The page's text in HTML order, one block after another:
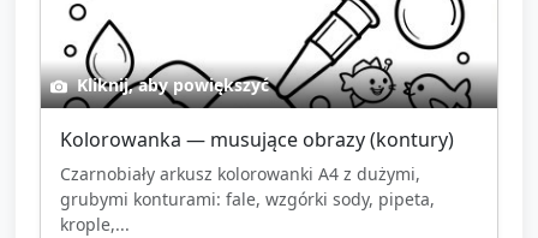
Kliknij, aby powiększyć
Kolorowanka — musujące obrazy (kontury)
Czarnobiały arkusz kolorowanki A4 z dużymi,
grubymi konturami: fale, wzgórki sody, pipeta,
krople,...